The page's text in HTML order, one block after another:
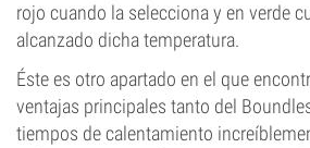
rojo cuando la selecciona y en verde
alcanzado dicha temperatura.
Éste es otro apartado en el que
ventajas principales tanto del
tiempos de calentamiento